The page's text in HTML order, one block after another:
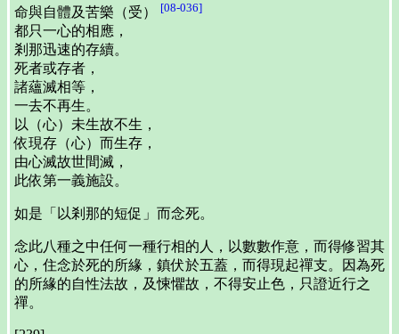
命與自體及苦樂（受） [08-036]
都只一心的相應，
剎那迅速的存續。
死者或存者，
諸蘊滅相等，
一去不再生。
以（心）未生故不生，
依現存（心）而生存，
由心滅故世間滅，
此依第一義施設。
如是「以剎那的短促」而念死。
念此八種之中任何一種行相的人，以數數作意，而得修習其
心，住念於死的所緣，鎮伏於五蓋，而得現起禪支。因為死
的所緣的自性法故，及悚懼故，不得安止色，只證近行之
禪。